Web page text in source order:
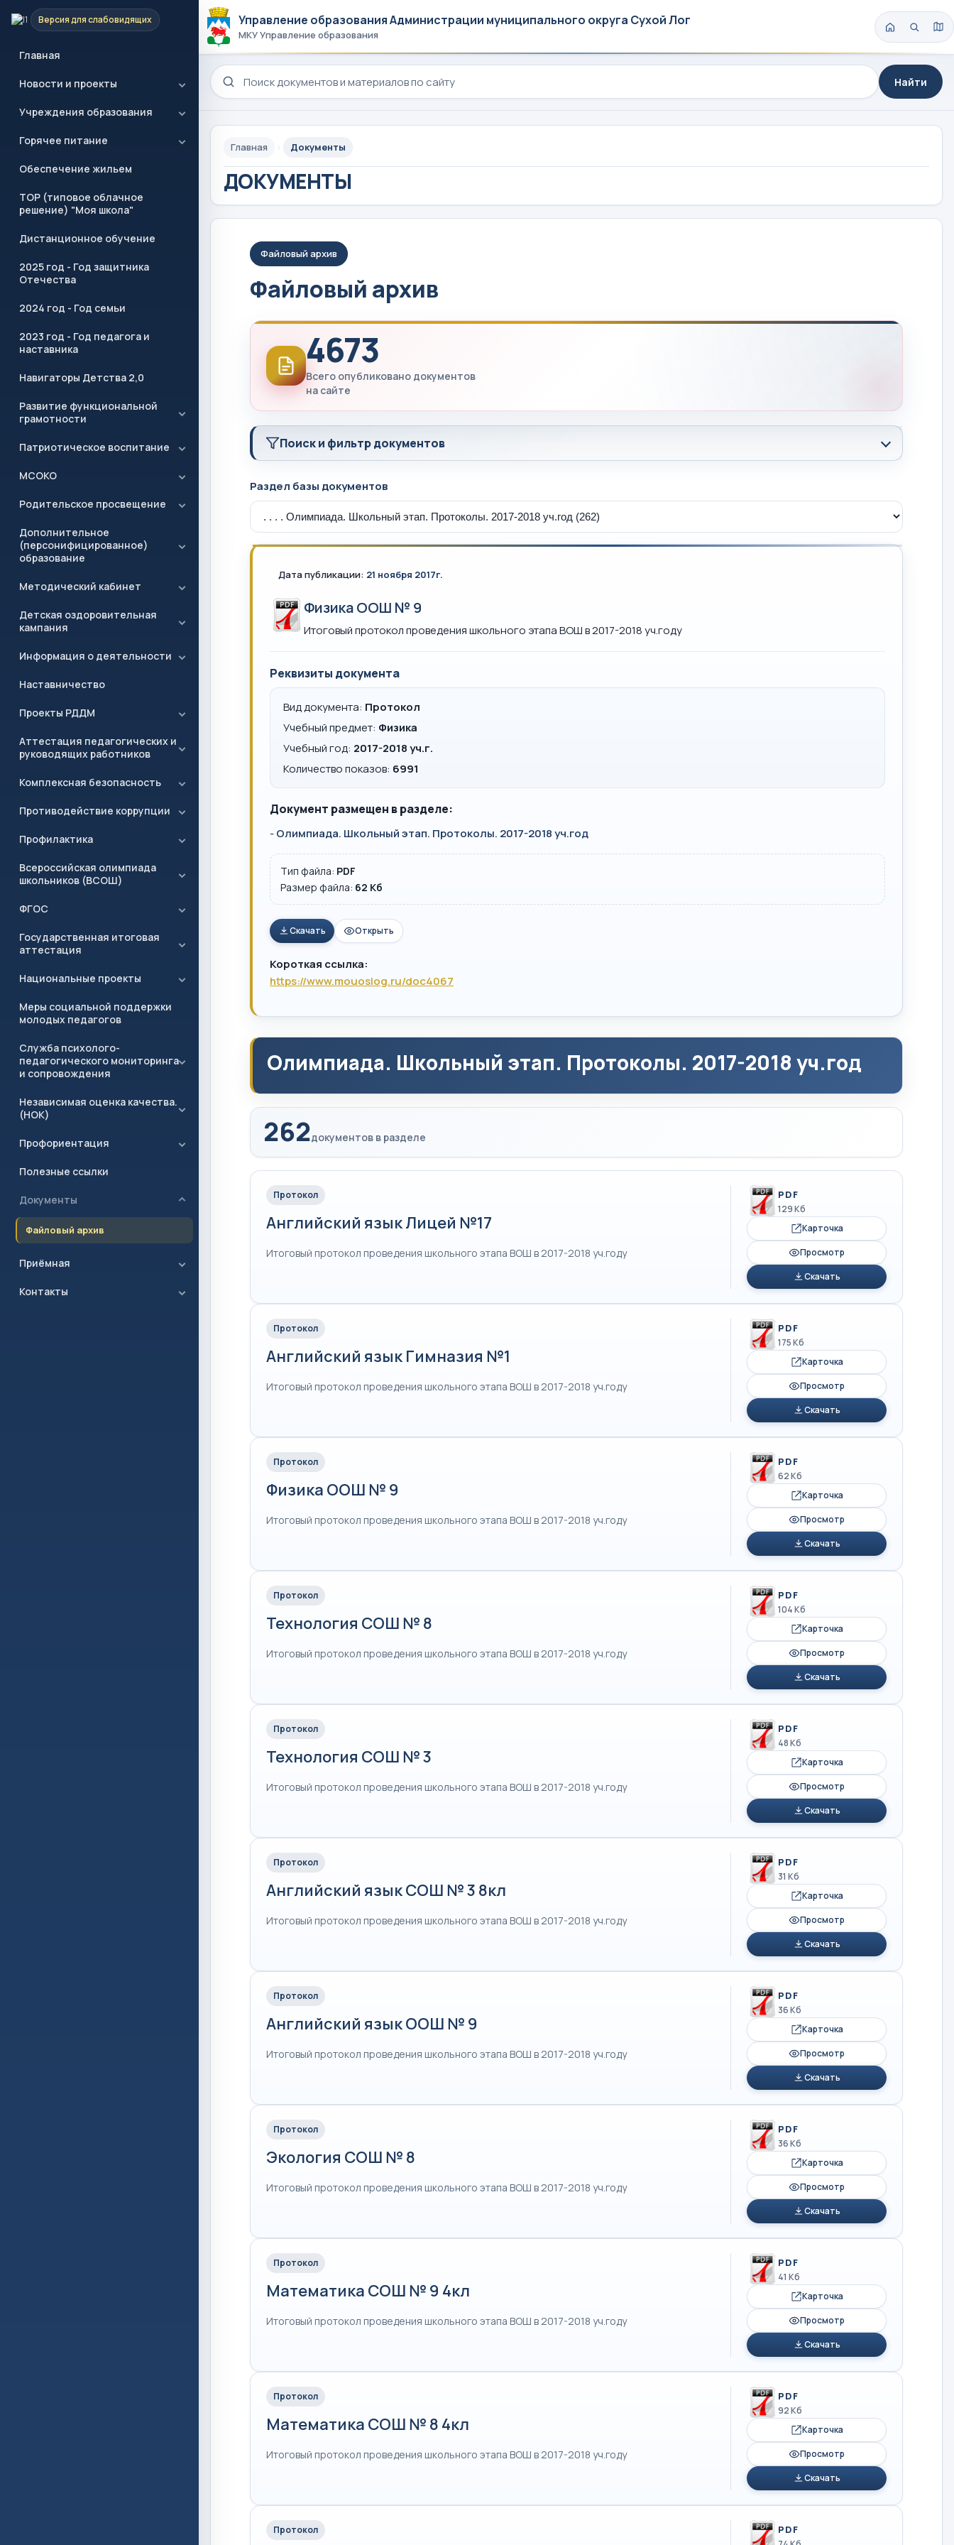
Версия для слабовидящих
Главная
Новости и проекты
Учреждения образования
Горячее питание
Обеспечение жильем
ТОР (типовое облачное
решение) "Моя школа"
Дистанционное обучение
2025 год - Год защитника
Отечества
2024 год - Год семьи
2023 год - Год педагога и
наставника
Навигаторы Детства 2,0
Развитие функциональной
грамотности
Патриотическое воспитание
МСОКО
Родительское просвещение
Дополнительное
(персонифицированное)
образование
Методический кабинет
Детская оздоровительная
кампания
Информация о деятельности
Наставничество
Проекты РДДМ
Аттестация педагогических и
руководящих работников
Комплексная безопасность
Противодействие коррупции
Профилактика
Всероссийская олимпиада
школьников (ВСОШ)
ФГОС
Государственная итоговая
аттестация
Национальные проекты
Меры социальной поддержки
молодых педагогов
Служба психолого-
педагогического мониторинга
и сопровождения
Независимая оценка качества.
(НОК)
Профориентация
Полезные ссылки
Документы
Файловый архив
Приёмная
Контакты
Управление образования Администрации муниципального округа Сухой Лог
МКУ Управление образования
Поиск по сайту
Найти
Главная Документы
ДОКУМЕНТЫ
Файловый архив
Файловый архив
4673
Всего опубликовано документов
на сайте
Поиск и фильтр документов
Раздел базы документов
Дата публикации: 21 ноября 2017г.
Физика ООШ № 9
Итоговый протокол проведения школьного этапа ВОШ в 2017-2018 уч.году
Реквизиты документа
Вид документа: Протокол
Учебный предмет: Физика
Учебный год: 2017-2018 уч.г.
Количество показов: 6991
Документ размещен в разделе:
-Олимпиада. Школьный этап. Протоколы. 2017-2018 уч.год
Тип файла: PDF
Размер файла: 62 Кб
Скачать Открыть
Короткая ссылка:
https://www.mouoslog.ru/doc4067
Олимпиада. Школьный этап. Протоколы. 2017-2018 уч.год
262документов в разделе
Протокол
Английский язык Лицей №17
Итоговый протокол проведения школьного этапа ВОШ в 2017-2018 уч.году
PDF
129 Кб
Карточка
Просмотр
Скачать
Протокол
Английский язык Гимназия №1
Итоговый протокол проведения школьного этапа ВОШ в 2017-2018 уч.году
PDF
175 Кб
Карточка
Просмотр
Скачать
Протокол
Физика ООШ № 9
Итоговый протокол проведения школьного этапа ВОШ в 2017-2018 уч.году
PDF
62 Кб
Карточка
Просмотр
Скачать
Протокол
Технология СОШ № 8
Итоговый протокол проведения школьного этапа ВОШ в 2017-2018 уч.году
PDF
104 Кб
Карточка
Просмотр
Скачать
Протокол
Технология СОШ № 3
Итоговый протокол проведения школьного этапа ВОШ в 2017-2018 уч.году
PDF
48 Кб
Карточка
Просмотр
Скачать
Протокол
Английский язык СОШ № 3 8кл
Итоговый протокол проведения школьного этапа ВОШ в 2017-2018 уч.году
PDF
31 Кб
Карточка
Просмотр
Скачать
Протокол
Английский язык ООШ № 9
Итоговый протокол проведения школьного этапа ВОШ в 2017-2018 уч.году
PDF
36 Кб
Карточка
Просмотр
Скачать
Протокол
Экология СОШ № 8
Итоговый протокол проведения школьного этапа ВОШ в 2017-2018 уч.году
PDF
36 Кб
Карточка
Просмотр
Скачать
Протокол
Математика СОШ № 9 4кл
Итоговый протокол проведения школьного этапа ВОШ в 2017-2018 уч.году
PDF
41 Кб
Карточка
Просмотр
Скачать
Протокол
Математика СОШ № 8 4кл
Итоговый протокол проведения школьного этапа ВОШ в 2017-2018 уч.году
PDF
92 Кб
Карточка
Просмотр
Скачать
Протокол PDF